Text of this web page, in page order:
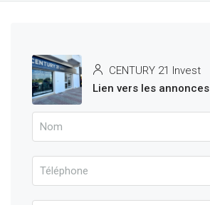
CENTURY 21 Invest
Lien vers les annonces